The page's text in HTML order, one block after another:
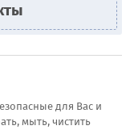
для Вас и
мыть, чистить